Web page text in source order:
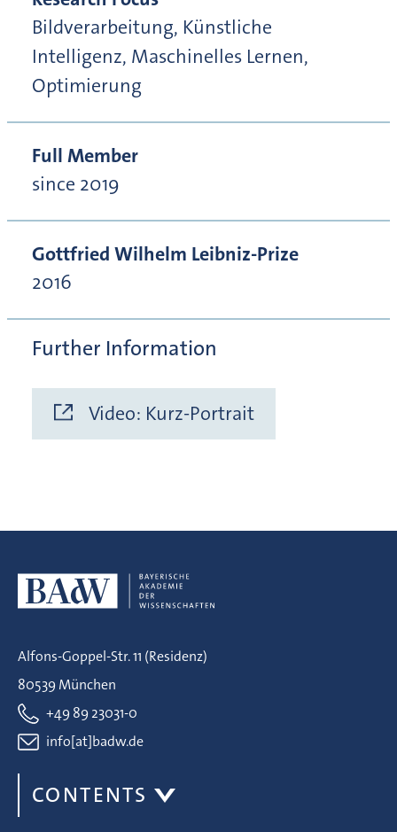
Bildverarbeitung, Künstliche
Intelligenz, Maschinelles Lernen,
Optimierung
Full Member
since 2019
Gottfried Wilhelm Leibniz-Prize
2016
Further Information
Video: Kurz-Portrait
Alfons-Goppel-Str. 11 (Residenz)
80539 München
+49 89 23031-0
info[at]badw.de
CONTENTS